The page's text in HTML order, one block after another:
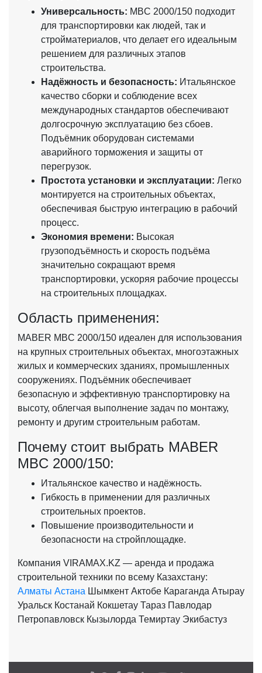
Универсальность: MBC 2000/150 подходит
для транспортировки как людей, так и
стройматериалов, что делает его идеальным
решением для различных этапов
строительства.
Надёжность и безопасность: Итальянское
качество сборки и соблюдение всех
международных стандартов обеспечивают
долгосрочную эксплуатацию без сбоев.
Подъёмник оборудован системами
аварийного торможения и защиты от
перегрузок.
Простота установки и эксплуатации: Легко
монтируется на строительных объектах,
обеспечивая быструю интеграцию в рабочий
процесс.
Экономия времени: Высокая
грузоподъёмность и скорость подъёма
значительно сокращают время
транспортировки, ускоряя рабочие процессы
на строительных площадках.
Область применения:
MABER MBC 2000/150 идеален для использования
на крупных строительных объектах, многоэтажных
жилых и коммерческих зданиях, промышленных
сооружениях. Подъёмник обеспечивает
безопасную и эффективную транспортировку на
высоту, облегчая выполнение задач по монтажу,
ремонту и другим строительным работам.
Почему стоит выбрать MABER
MBC 2000/150:
Итальянское качество и надёжность.
Гибкость в применении для различных
строительных проектов.
Повышение производительности и
безопасности на стройплощадке.
Компания VIRAMAX.KZ — аренда и продажа
строительной техники по всему Казахстану:
Алматы Астана Шымкент Актобе Караганда Атырау
Уральск Костанай Кокшетау Тараз Павлодар
Петропавловск Кызылорда Темиртау Экибастуз